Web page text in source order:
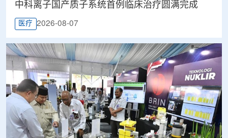
中科离子国产质子系统首例临床治疗圆满完成
医疗 2026-08-07